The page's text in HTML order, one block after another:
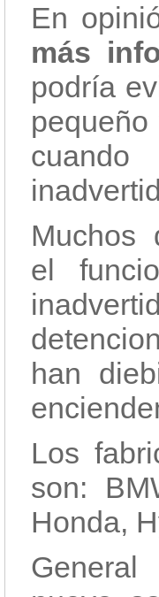
En
más
podría
el
han
Los
son:
Honda,
General